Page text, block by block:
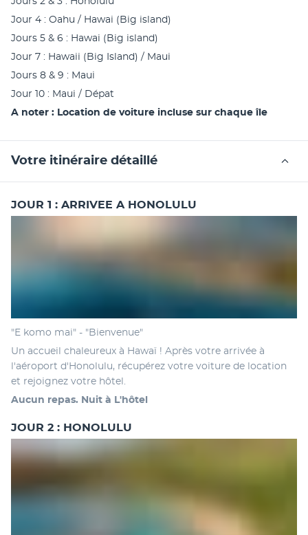
Jour 4 : Oahu / Hawai (Big island)
Jours 5 & 6 : Hawai (Big island)
Jour 7 : Hawaii (Big Island) / Maui
Jours 8 & 9 : Maui
Jour 10 : Maui / Dépat
A noter : Location de voiture incluse sur chaque île
Votre itinéraire détaillé
JOUR 1 : ARRIVEE A HONOLULU
"E komo mai" - "Bienvenue"
Un accueil chaleureux à Hawaï ! Après votre arrivée à
l'aéroport d'Honolulu, récupérez votre voiture de location
et rejoignez votre hôtel.
Aucun repas. Nuit à L'hôtel
JOUR 2 : HONOLULU